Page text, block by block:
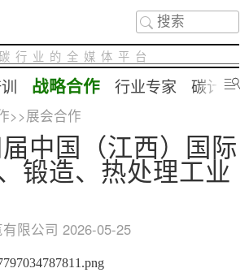
行业的全媒体平台
战略合作 行业专家 碳计算
>>展会合作
中国（江西）国际
锻造、热处理工业
限公司 2026-05-25